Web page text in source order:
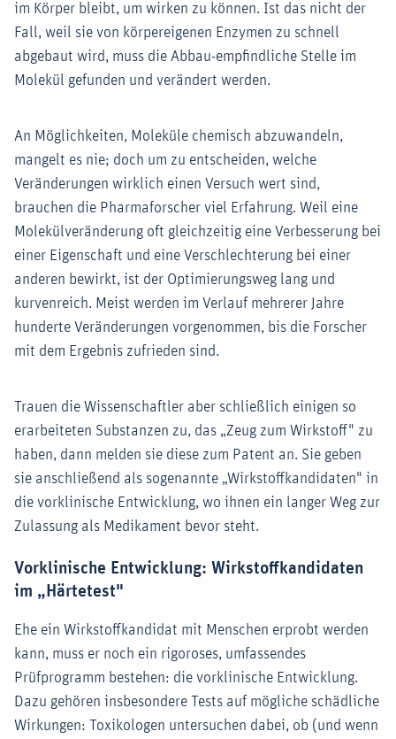
im Körper bleibt, um wirken zu können. Ist das nicht der
Fall, weil sie von körpereigenen Enzymen zu schnell
abgebaut wird, muss die Abbau-empfindliche Stelle im
Molekül gefunden und verändert werden.
An Möglichkeiten, Moleküle chemisch abzuwandeln,
mangelt es nie; doch um zu entscheiden, welche
Veränderungen wirklich einen Versuch wert sind,
brauchen die Pharmaforscher viel Erfahrung. Weil eine
Molekülveränderung oft gleichzeitig eine Verbesserung bei
einer Eigenschaft und eine Verschlechterung bei einer
anderen bewirkt, ist der Optimierungsweg lang und
kurvenreich. Meist werden im Verlauf mehrerer Jahre
hunderte Veränderungen vorgenommen, bis die Forscher
mit dem Ergebnis zufrieden sind.
Trauen die Wissenschaftler aber schließlich einigen so
erarbeiteten Substanzen zu, das „Zeug zum Wirkstoff" zu
haben, dann melden sie diese zum Patent an. Sie geben
sie anschließend als sogenannte „Wirkstoffkandidaten" in
die vorklinische Entwicklung, wo ihnen ein langer Weg zur
Zulassung als Medikament bevor steht.
Vorklinische Entwicklung: Wirkstoffkandidaten
im „Härtetest"
Ehe ein Wirkstoffkandidat mit Menschen erprobt werden
kann, muss er noch ein rigoroses, umfassendes
Prüfprogramm bestehen: die vorklinische Entwicklung.
Dazu gehören insbesondere Tests auf mögliche schädliche
Wirkungen: Toxikologen untersuchen dabei, ob (und wenn